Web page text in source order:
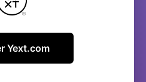
Yext.com